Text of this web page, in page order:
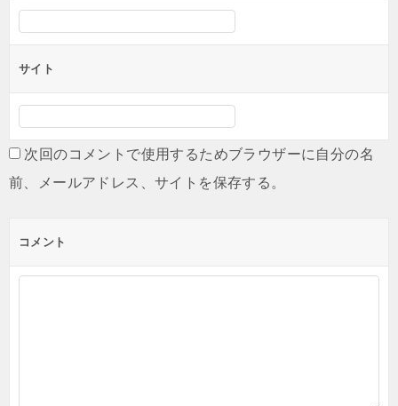
サイト
次回のコメントで使用するためブラウザーに自分の名
前、メールアドレス、サイトを保存する。
コメント